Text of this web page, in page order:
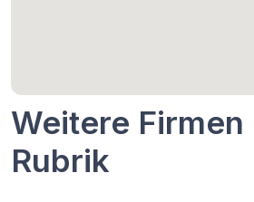
Weitere Firmen
Rubrik